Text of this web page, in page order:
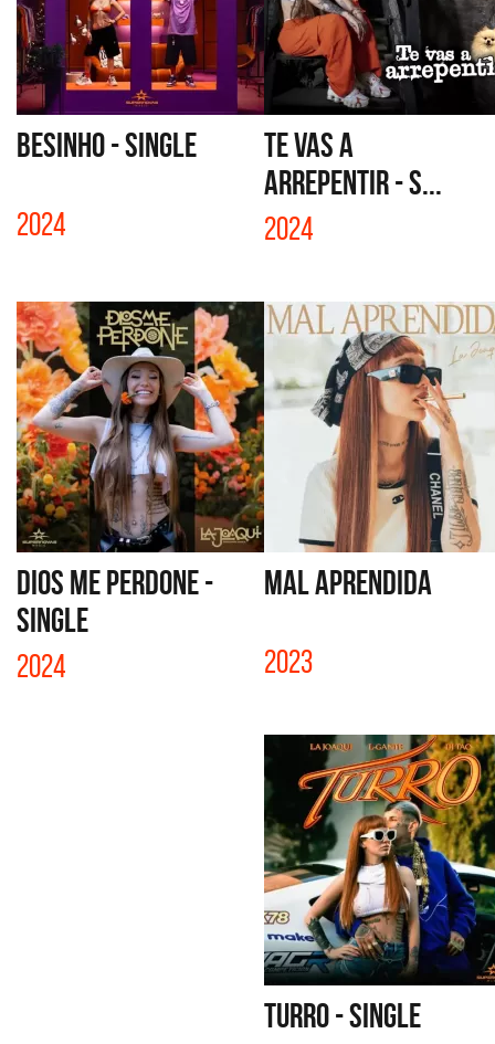
BESINHO - SINGLE
2024
TE VAS A
ARREPENTIR - S...
2024
DIOS ME PERDONE -
SINGLE
2024
MAL APRENDIDA
2023
TURRO - SINGLE